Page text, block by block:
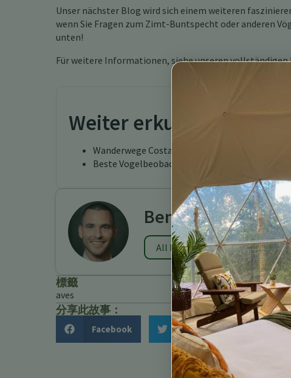
Unser nächster Blog wird sich einem weiteren
wenn Sie Fragen zum Zimt-Buntspecht oder anderen
unten!
Für weitere Informationen, siehe unseren vollständigen
Weiter erkunden
Wanderwege Costa Rica
Beste Vogelbeobachtungslodges in Costa Rica
Benjamin
All Posts
標籤
aves
分享此故事：
Facebook Twitter